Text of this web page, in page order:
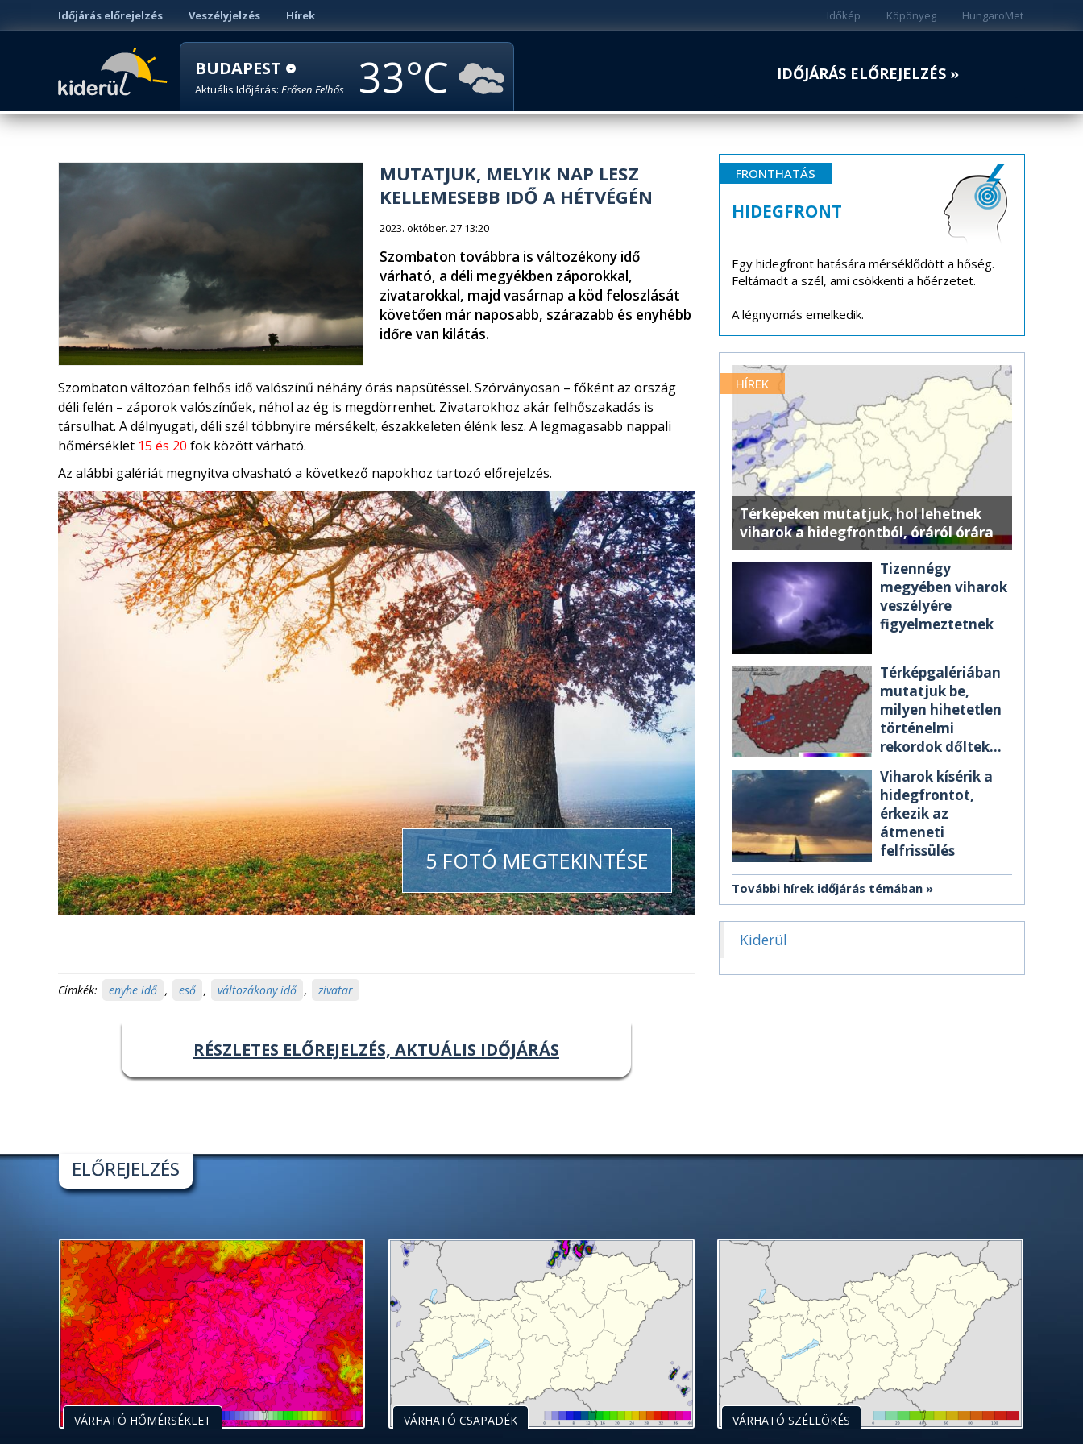
Időjárás előrejelzés Veszélyjelzés Hírek HungaroMet
Köpönyeg
Időkép
BUDAPEST
Aktuális Időjárás: Erősen Felhős 33 IDŐJÁRÁS ELŐREJELZÉS »
MUTATJUK, MELYIK NAP LESZ
KELLEMESEBB IDŐ A HÉTVÉGÉN
2023. október. 27 13:20
Szombaton továbbra is változékony idő
várható, a déli megyékben záporokkal,
zivatarokkal, majd vasárnap a köd feloszlását
követően már naposabb, szárazabb és enyhébb
időre van kilátás.
Szombaton változóan felhős idő valószínű néhány órás napsütéssel. Szórványosan – főként az ország
déli felén – záporok valószínűek, néhol az ég is megdörrenhet. Zivatarokhoz akár felhőszakadás is
társulhat. A délnyugati, déli szél többnyire mérsékelt, északkeleten élénk lesz. A legmagasabb nappali
hőmérséklet 15 és 20 fok között várható.
Az alábbi galériát megnyitva olvasható a következő napokhoz tartozó előrejelzés.
5 FOTÓ MEGTEKINTÉSE
Címkék: enyhe idő , eső , változákony idő , zivatar
RÉSZLETES ELŐREJELZÉS, AKTUÁLIS IDŐJÁRÁS
FRONTHATÁS
HIDEGFRONT
Egy hidegfront hatására mérséklődött a hőség.
Feltámadt a szél, ami csökkenti a hőérzetet.
A légnyomás emelkedik.
HÍREK
Térképeken mutatjuk, hol lehetnek
viharok a hidegfrontból, óráról órára
Tizennégy
megyében viharok
veszélyére
figyelmeztetnek
Térképgalériában
mutatjuk be,
milyen hihetetlen
történelmi
rekordok dőltek
Viharok kísérik a
hidegfrontot,
érkezik az
átmeneti
felfrissülés
További hírek időjárás témában
Kiderül
ELŐREJELZÉS
VÁRHATÓ HŐMÉRSÉKLET VÁRHATÓ CSAPADÉK VÁRHATÓ SZÉLLÖKÉS